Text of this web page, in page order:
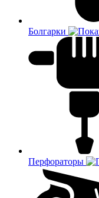
Болгарки
Перфораторы